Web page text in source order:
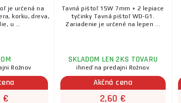
je určená na
korku, dreva,
u ...
Rožnov
€
Tavná pištoľ 15W 7mm + 2 lepiace
tyčinky Tavná pištoľ WD-G1.
Zariadenie je určené na lepen ...
SKLADOM LEN 2KS TOVARU
ihneď na predajni Rožnov
Akčná cena
2,60 €